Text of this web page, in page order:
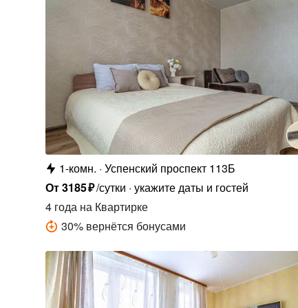
1-комн. Успенский проспект 113Б
От3185₽/сутки укажите даты и гостей
4 годана Квартирке
30% вернётся бонусами